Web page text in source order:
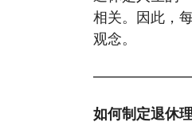
相关。因此，
观念。
如何制定退休